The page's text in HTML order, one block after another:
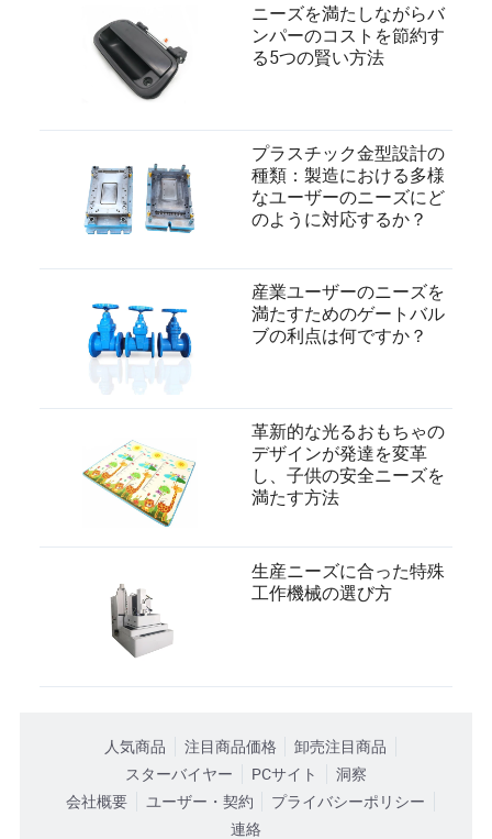
ニーズを満たしながらバ
ンパーのコストを節約す
る5つの賢い方法
プラスチック金型設計の
種類：製造における多様
なユーザーのニーズにど
のように対応するか？
産業ユーザーのニーズを
満たすためのゲートバル
ブの利点は何ですか？
革新的な光るおもちゃの
デザインが発達を変革
し、子供の安全ニーズを
満たす方法
生産ニーズに合った特殊
工作機械の選び方
人気商品 注目商品価格
卸売注目商品
スターバイヤー
PCサイト
洞察
会社概要
ユーザー・契約
プライバシーポリシー
連絡